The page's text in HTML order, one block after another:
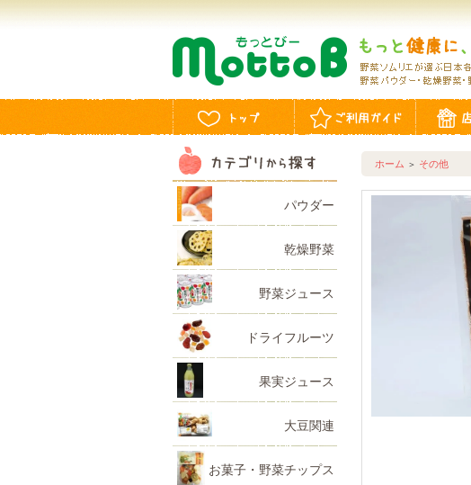
パウダー
乾燥野菜
野菜ジュース
ドライフルーツ
果実ジュース
大豆関連
お菓子・野菜チップス
ホーム ＞ その他